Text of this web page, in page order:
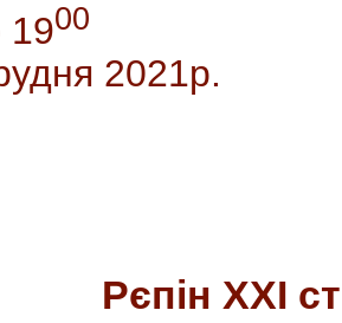
1900
2021р.
Рєпін ХХІ